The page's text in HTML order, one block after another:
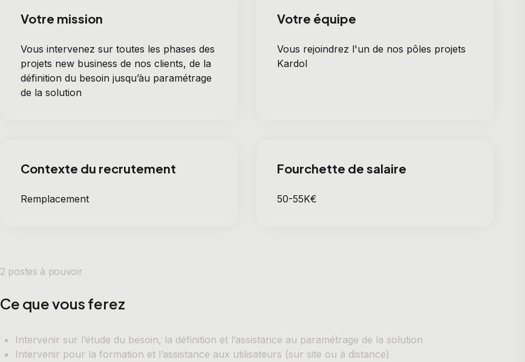
Votre mission
Vous intervenez sur toutes les phases des
projets new business de nos clients, de la
définition du besoin jusqu’àu paramétrage
de la solution
Votre équipe
Vous rejoindrez l'un de nos pôles projets
Kardol
Contexte du recrutement
Remplacement
Fourchette de salaire
50-55K€
2 postes à pouvoir
Ce que vous ferez
Intervenir sur l’étude du besoin, la définition et l’assistance au paramétrage de la solution
Intervenir pour la formation et l’assistance aux utilisateurs (sur site ou à distance)